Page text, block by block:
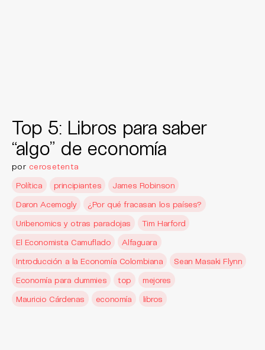
Top 5: Libros para saber
“algo” de economía
por cerosetenta
Política
principiantes
James Robinson
Daron Acemogly
¿Por qué fracasan los países?
Uribenomics y otras paradojas
Tim Harford
El Economista Camuflado
Alfaguara
Introducción a la Economía Colombiana
Sean Masaki Flynn
Economía para dummies
top
mejores
Mauricio Cárdenas
economía libros